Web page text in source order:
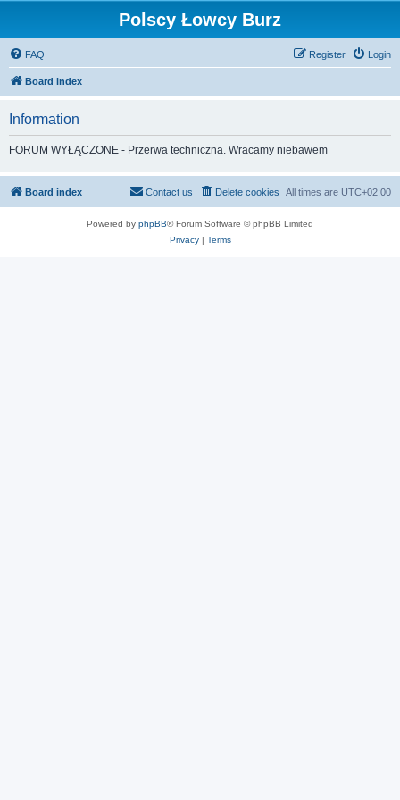
Polscy Łowcy Burz
FAQ Login
Register
Board index
Information
FORUM WYŁĄCZONE - Przerwa techniczna. Wracamy niebawem
Board index All times are UTC+02:00
Delete cookies
Contact us
Powered by phpBB® Forum Software © phpBB Limited
Privacy| Terms